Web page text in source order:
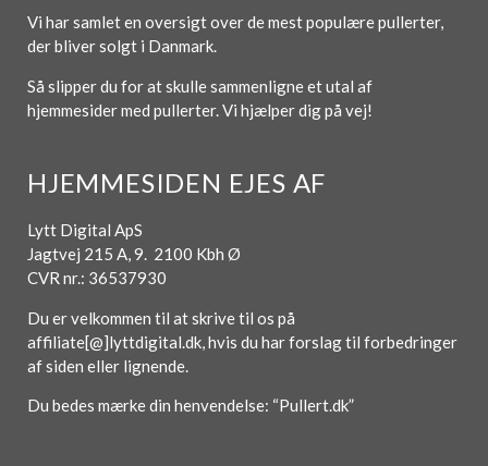
Vi har samlet en oversigt over de mest populære pullerter,
der bliver solgt i Danmark.
Så slipper du for at skulle sammenligne et utal af
hjemmesider med pullerter. Vi hjælper dig på vej!
HJEMMESIDEN EJES AF
Lytt Digital ApS
Jagtvej 215 A, 9. 2100 Kbh Ø
CVR nr.: 36537930
Du er velkommen til at skrive til os på
affiliate[@]lyttdigital.dk, hvis du har forslag til forbedringer
af siden eller lignende.
Du bedes mærke din henvendelse: “Pullert.dk”